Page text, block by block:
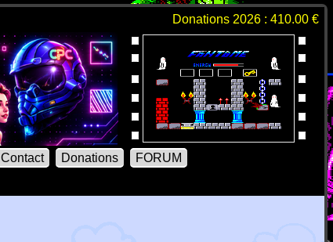
Donations 2026 : 410.00 €
Contact Donations
FORUM